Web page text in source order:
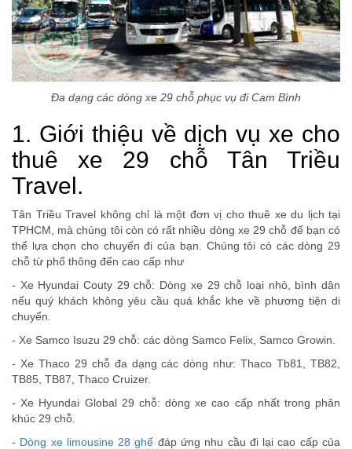
Đa dạng các dòng xe 29 chỗ phục vụ đi Cam Bình
1. Giới thiệu về dịch vụ xe cho
thuê xe 29 chỗ Tân Triều
Travel.
Tân Triều Travel không chỉ là một đơn vị cho thuê xe du lịch tại
TPHCM, mà chúng tôi còn có rất nhiều dòng xe 29 chỗ để bạn có
thể lựa chọn cho chuyến đi của bạn. Chúng tôi có các dòng 29
chỗ từ phổ thông đến cao cấp như
- Xe Hyundai Couty 29 chỗ: Dòng xe 29 chỗ loại nhỏ, bình dân
nếu quý khách không yêu cầu quá khắc khe về phương tiện di
chuyển.
- Xe Samco Isuzu 29 chỗ: các dòng Samco Felix, Samco Growin.
- Xe Thaco 29 chỗ đa dạng các dòng như: Thaco Tb81, TB82,
TB85, TB87, Thaco Cruizer.
- Xe Hyundai Global 29 chỗ: dòng xe cao cấp nhất trong phân
khúc 29 chỗ.
- Dòng xe limousine 28 ghế đáp ứng nhu cầu đi lại cao cấp của